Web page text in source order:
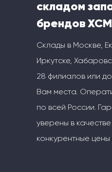
складом
брендов
Склады в Москве,
Иркутске,
28 филиалов или
Вам места.
по всей России.
уверены в
конкурентные